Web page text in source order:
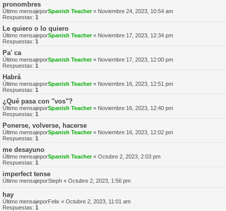
pronombres
Último mensajeporSpanish Teacher« Noviembre 24, 2023, 10:54 am
Respuestas: 1
Le quiero o lo quiero
Último mensajeporSpanish Teacher« Noviembre 17, 2023, 12:34 pm
Respuestas: 1
Pa' ca
Último mensajeporSpanish Teacher« Noviembre 17, 2023, 12:00 pm
Respuestas: 1
Habrá
Último mensajeporSpanish Teacher« Noviembre 16, 2023, 12:51 pm
Respuestas: 1
¿Qué pasa con "vos"?
Último mensajeporSpanish Teacher« Noviembre 16, 2023, 12:40 pm
Respuestas: 1
Ponerse, volverse, hacerse
Último mensajeporSpanish Teacher« Noviembre 16, 2023, 12:02 pm
Respuestas: 1
me desayuno
Último mensajeporSpanish Teacher« Octubre 2, 2023, 2:03 pm
Respuestas: 1
imperfect tense
Último mensajeporSteph « Octubre 2, 2023, 1:56 pm
hay
Último mensajeporFelix « Octubre 2, 2023, 11:01 am
Respuestas: 1